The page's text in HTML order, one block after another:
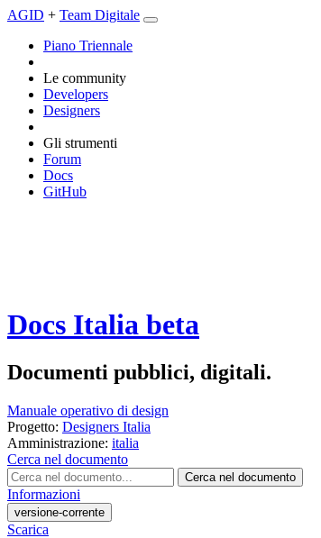
AGID + Team Digitale
Piano Triennale
Le community
Developers
Designers
Gli strumenti
Forum
Docs
GitHub
Docs Italia beta
Documenti pubblici, digitali.
Manuale operativo di design
Progetto: Designers Italia
Amministrazione: italia
Cerca nel documento
Cerca nel documento
Informazioni
versione-corrente
Scarica